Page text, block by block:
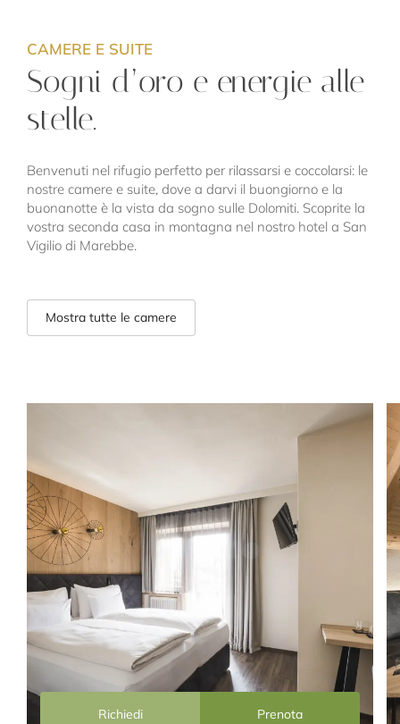
Sogni d’oro e energie alle
stelle.
CAMERE E SUITE
Benvenuti nel rifugio perfetto per rilassarsi e coccolarsi: le
nostre camere e suite, dove a darvi il buongiorno e la
buonanotte è la vista da sogno sulle Dolomiti. Scoprite la
vostra seconda casa in montagna nel nostro hotel a San
Vigilio di Marebbe.
Mostra tutte le camere
Richiedi Prenota